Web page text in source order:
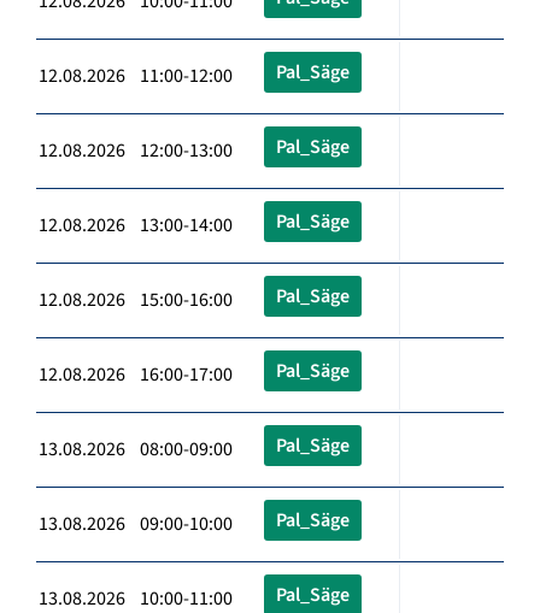
12.08.2026 11:00-12:00 Pal_Säge
12.08.2026 12:00-13:00 Pal_Säge
12.08.2026 13:00-14:00 Pal_Säge
12.08.2026 15:00-16:00 Pal_Säge
12.08.2026 16:00-17:00 Pal_Säge
13.08.2026 08:00-09:00 Pal_Säge
13.08.2026 09:00-10:00 Pal_Säge
13.08.2026 10:00-11:00 Pal_Säge